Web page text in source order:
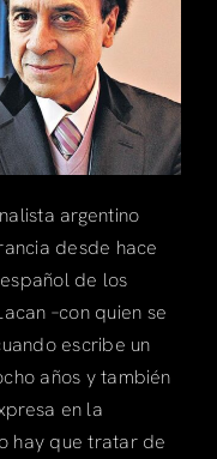
argentino
desde hace
de los
–con quien se
escribe un
años y también
en la
hay que tratar de